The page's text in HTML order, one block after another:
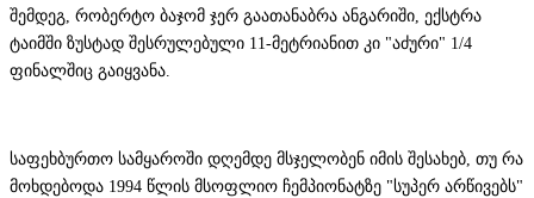
შემდეგ, რობერტო ბაჯომ ჯერ გაათანაბრა ანგარიში, ექსტრა
ტაიმში ზუსტად შესრულებული 11-მეტრიანით კი "აძური" 1/4
ფინალშიც გაიყვანა.
საფეხბურთო სამყაროში დღემდე მსჯელობენ იმის შესახებ, თუ რა
მოხდებოდა 1994 წლის მსოფლიო ჩემპიონატზე "სუპერ არწივებს"